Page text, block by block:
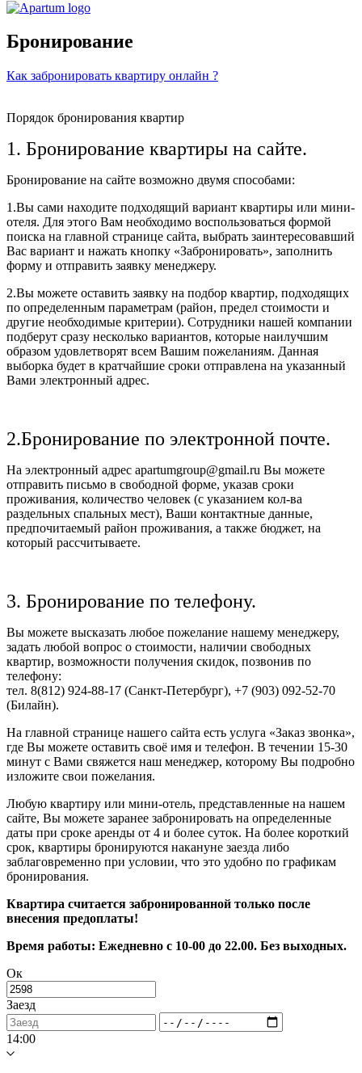
Бронирование
Как забронировать квартиру онлайн ?
Порядок бронирования квартир
1. Бронирование квартиры на сайте.
Бронирование на сайте возможно двумя способами:
1.Вы сами находите подходящий вариант квартиры или мини-
отеля. Для этого Вам необходимо воспользоваться формой
поиска на главной странице сайта, выбрать заинтересовавший
Вас вариант и нажать кнопку «Забронировать», заполнить
форму и отправить заявку менеджеру.
2.Вы можете оставить заявку на подбор квартир, подходящих
по определенным параметрам (район, предел стоимости и
другие необходимые критерии). Сотрудники нашей компании
подберут сразу несколько вариантов, которые наилучшим
образом удовлетворят всем Вашим пожеланиям. Данная
выборка будет в кратчайшие сроки отправлена на указанный
Вами электронный адрес.
2.Бронирование по электронной почте.
На электронный адрес apartumgroup@gmail.ru Вы можете
отправить письмо в свободной форме, указав сроки
проживания, количество человек (с указанием кол-ва
раздельных спальных мест), Ваши контактные данные,
предпочитаемый район проживания, а также бюджет, на
который рассчитываете.
3. Бронирование по телефону.
Вы можете высказать любое пожелание нашему менеджеру,
задать любой вопрос о стоимости, наличии свободных
квартир, возможности получения скидок, позвонив по
телефону:
тел. 8(812) 924-88-17 (Санкт-Петербург), +7 (903) 092-52-70
(Билайн).
На главной странице нашего сайта есть услуга «Заказ звонка»,
где Вы можете оставить своё имя и телефон. В течении 15-30
минут с Вами свяжется наш менеджер, которому Вы подробно
изложите свои пожелания.
Любую квартиру или мини-отель, представленные на нашем
сайте, Вы можете заранее забронировать на определенные
даты при сроке аренды от 4 и более суток. На более короткий
срок, квартиры бронируются накануне заезда либо
заблаговременно при условии, что это удобно по графикам
бронирования.
Квартира считается забронированной только после
внесения предоплаты!
Время работы: Ежедневно с 10-00 до 22.00. Без выходных.
Ок
Заезд
14:00